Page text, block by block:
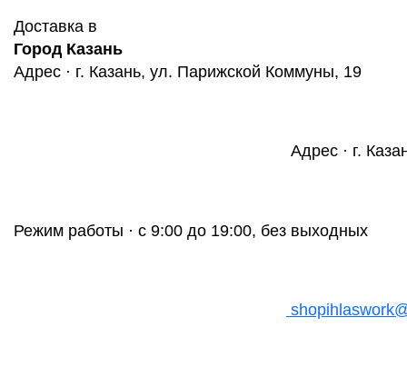
Доставка в
Город Казань
Адрес · г. Казань, ул. Парижской Коммуны, 19
Адрес · г.
Режим работы · с 9:00 до 19:00, без выходных